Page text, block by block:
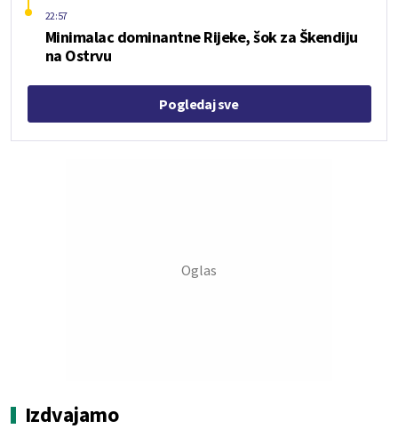
Minimalac dominantne Rijeke, šok za Škendiju
na Ostrvu
22:57
Pogledaj sve
Izdvajamo